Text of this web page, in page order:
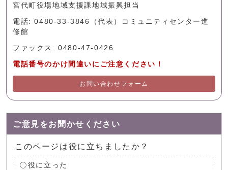
宮代町役場地域支援課地域振興担当
電話: 0480-33-3846（代表）コミュニティセンター進
修館
ファックス: 0480-47-0426
電話番号のかけ間違いにご注意ください！
お問い合わせフォーム
ご意見をお聞かせください
このページは役に立ちましたか？
役に立った